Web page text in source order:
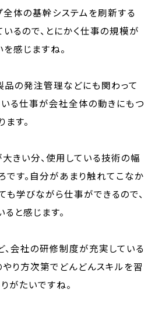
全体の基幹システムを刷新する
るので、とにかく仕事の規模が
感じますね。
品の発注管理などにも関わって
いる仕事が会社全体の動きにもつ
す。
大きい分、使用している技術の幅
です。自分があまり触れてこなか
も学びながら仕事ができるので、
と感じます。
会社の研修制度が充実している
やり方次第でどんどんスキルを習
がたいですね。